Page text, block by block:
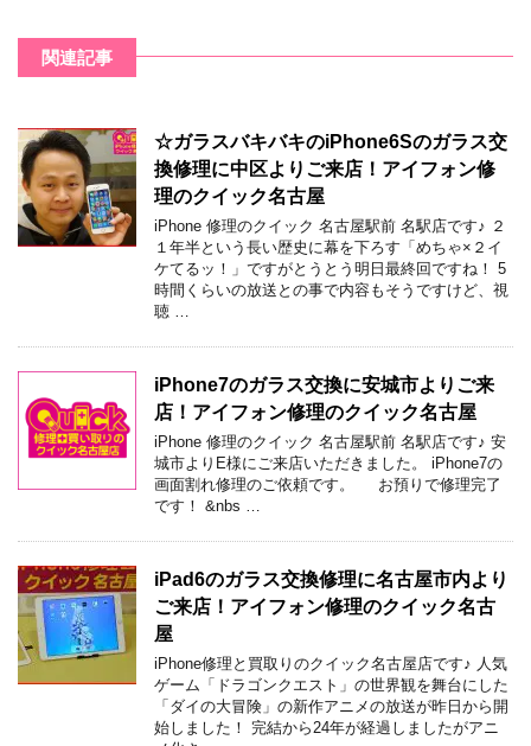
関連記事
☆ガラスバキバキのiPhone6Sのガラス交
換修理に中区よりご来店！アイフォン修
理のクイック名古屋
iPhone 修理のクイック 名古屋駅前 名駅店です♪ ２
１年半という長い歴史に幕を下ろす「めちゃ×２イ
ケてるッ！」ですがとうとう明日最終回ですね！ 5
時間くらいの放送との事で内容もそうですけど、視
聴 …
iPhone7のガラス交換に安城市よりご来
店！アイフォン修理のクイック名古屋
iPhone 修理のクイック 名古屋駅前 名駅店です♪ 安
城市よりE様にご来店いただきました。 iPhone7の
画面割れ修理のご依頼です。 お預りで修理完了
です！ &nbs …
iPad6のガラス交換修理に名古屋市内より
ご来店！アイフォン修理のクイック名古
屋
iPhone修理と買取りのクイック名古屋店です♪ 人気
ゲーム「ドラゴンクエスト」の世界観を舞台にした
「ダイの大冒険」の新作アニメの放送が昨日から開
始しました！ 完結から24年が経過しましたがアニ